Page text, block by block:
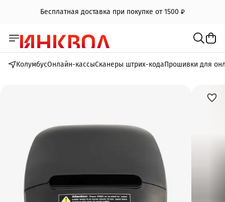
Бесплатная доставка при покупке от 1500 ₽
КолумбусОнлайн-кассыСканеры штрих-кодаПрошивки для